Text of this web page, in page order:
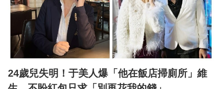
24歲兒失明！于美人爆「他在飯店掃廁所」維